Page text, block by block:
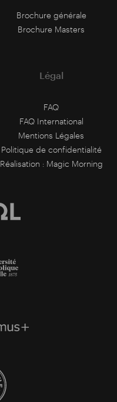
Brochure générale
Brochure Masters
Légal
FAQ
FAQ International
Mentions Légales
Politique de confidentialité
Réalisation : Magic Morning